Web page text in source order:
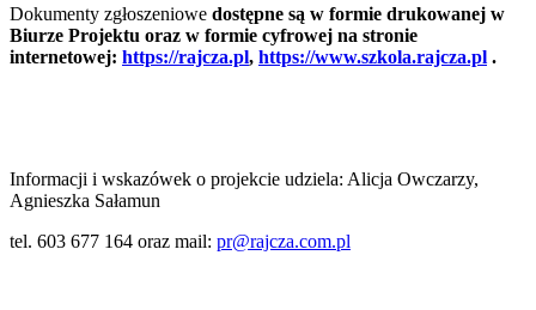
Dokumenty zgłoszeniowe dostępne są w formie drukowanej w
Biurze Projektu oraz w formie cyfrowej na stronie
internetowej: https://rajcza.pl, https://www.szkola.rajcza.pl .
Informacji i wskazówek o projekcie udziela: Alicja Owczarzy,
Agnieszka Sałamun
tel. 603 677 164 oraz mail: pr@rajcza.com.pl